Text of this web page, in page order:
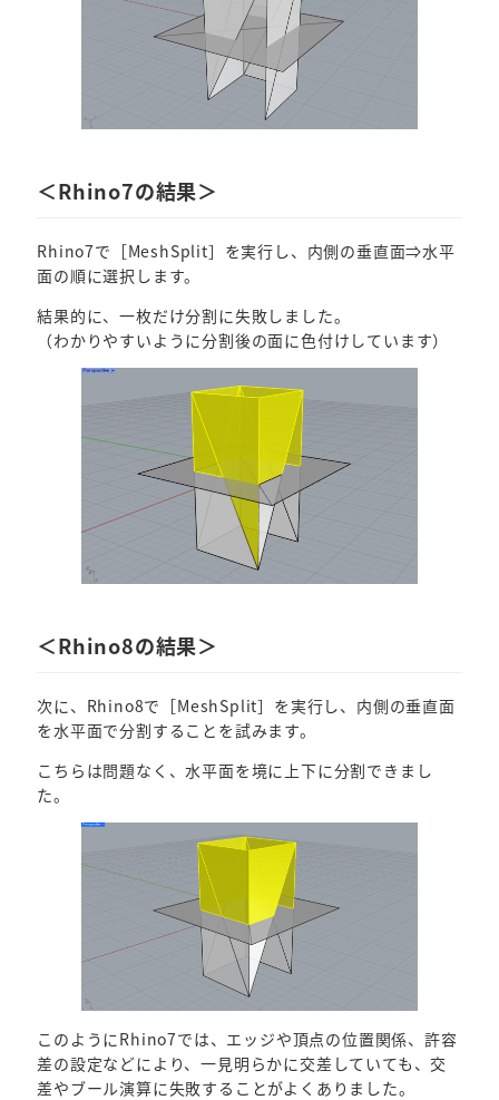
＜Rhino7の結果＞
Rhino7で［MeshSplit］を実行し、内側の垂直面⇒水平
面の順に選択します。
結果的に、一枚だけ分割に失敗しました。
（わかりやすいように分割後の面に色付けしています）
＜Rhino8の結果＞
次に、Rhino8で［MeshSplit］を実行し、内側の垂直面
を水平面で分割することを試みます。
こちらは問題なく、水平面を境に上下に分割できまし
た。
このようにRhino7では、エッジや頂点の位置関係、許容
差の設定などにより、一見明らかに交差していても、交
差やブール演算に失敗することがよくありました。